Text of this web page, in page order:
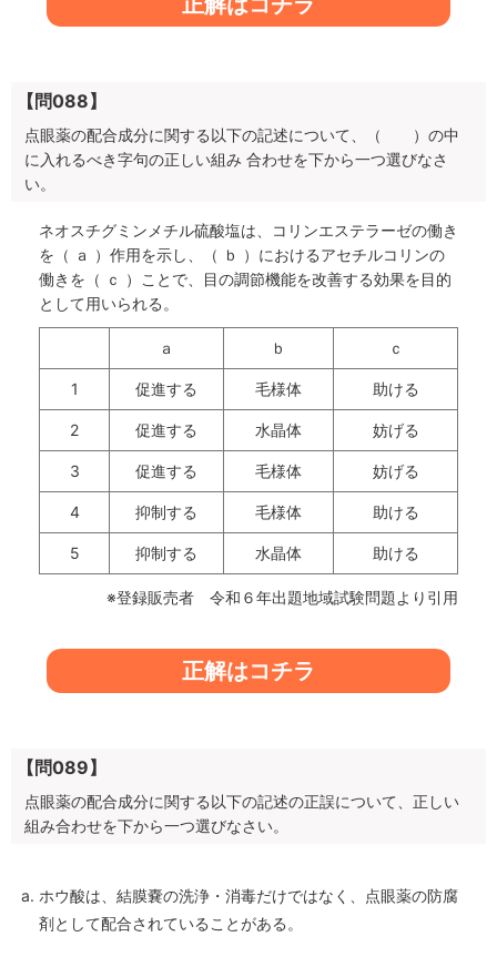
【問088】
点眼薬の配合成分に関する以下の記述について、（ ）の中
に入れるべき字句の正しい組み 合わせを下から一つ選びなさ
い。
ネオスチグミンメチル硫酸塩は、コリンエステラーゼの働き
を（ ａ ）作用を示し、（ ｂ ）におけるアセチルコリンの
働きを（ ｃ ）ことで、目の調節機能を改善する効果を目的
として用いられる。
ａ ｂ ｃ
1 促進する 毛様体 助ける
2 促進する 水晶体 妨げる
3 促進する 毛様体 妨げる
4 抑制する 毛様体 助ける
5 抑制する 水晶体 助ける
※登録販売者 令和６年出題地域試験問題より引用
正解はコチラ
【問089】
点眼薬の配合成分に関する以下の記述の正誤について、正しい
組み合わせを下から一つ選びなさい。
ホウ酸は、結膜嚢の洗浄・消毒だけではなく、点眼薬の防腐
剤として配合されていることがある。